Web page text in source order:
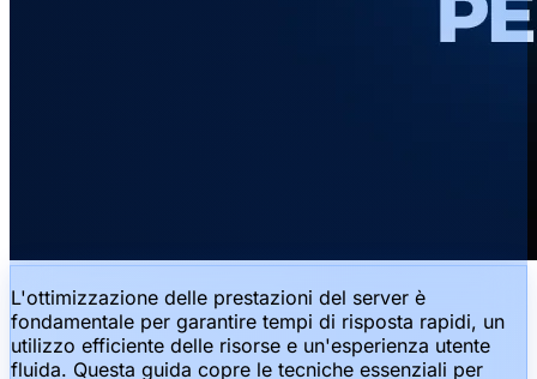
L'ottimizzazione delle prestazioni del server è
fondamentale per garantire tempi di risposta rapidi, un
utilizzo efficiente delle risorse e un'esperienza utente
fluida. Questa guida copre le tecniche essenziali per